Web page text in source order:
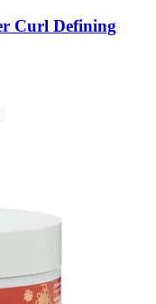
Curl Defining